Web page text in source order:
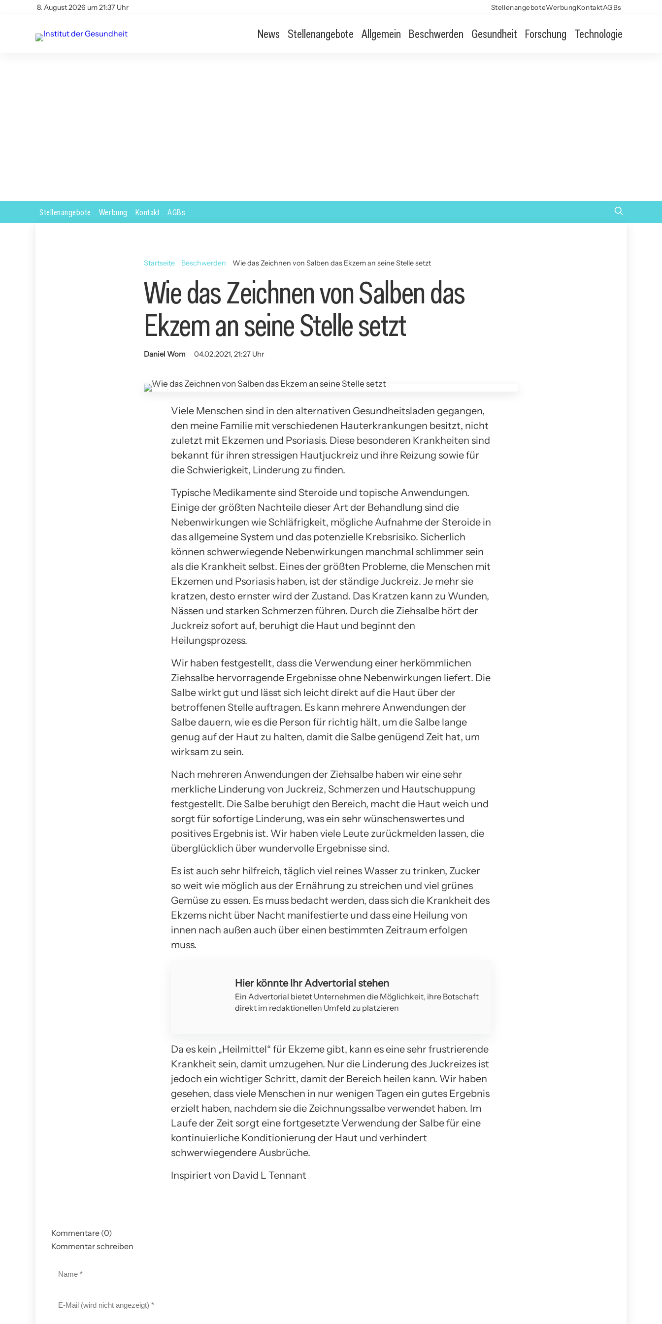
8. August 2026 um 21:37 Uhr StellenangeboteWerbungKontaktAGBs
News Stellenangebote Allgemein Beschwerden Gesundheit Forschung Technologie
Stellenangebote Werbung Kontakt AGBs
Startseite Beschwerden Wie das Zeichnen von Salben das Ekzem an seine Stelle setzt
Wie das Zeichnen von Salben das
Ekzem an seine Stelle setzt
Daniel Wom 04.02.2021, 21:27 Uhr
Viele Menschen sind in den alternativen Gesundheitsladen gegangen,
den meine Familie mit verschiedenen Hauterkrankungen besitzt, nicht
zuletzt mit Ekzemen und Psoriasis. Diese besonderen Krankheiten sind
bekannt für ihren stressigen Hautjuckreiz und ihre Reizung sowie für
die Schwierigkeit, Linderung zu finden.
Typische Medikamente sind Steroide und topische Anwendungen.
Einige der größten Nachteile dieser Art der Behandlung sind die
Nebenwirkungen wie Schläfrigkeit, mögliche Aufnahme der Steroide in
das allgemeine System und das potenzielle Krebsrisiko. Sicherlich
können schwerwiegende Nebenwirkungen manchmal schlimmer sein
als die Krankheit selbst. Eines der größten Probleme, die Menschen mit
Ekzemen und Psoriasis haben, ist der ständige Juckreiz. Je mehr sie
kratzen, desto ernster wird der Zustand. Das Kratzen kann zu Wunden,
Nässen und starken Schmerzen führen. Durch die Ziehsalbe hört der
Juckreiz sofort auf, beruhigt die Haut und beginnt den
Heilungsprozess.
Wir haben festgestellt, dass die Verwendung einer herkömmlichen
Ziehsalbe hervorragende Ergebnisse ohne Nebenwirkungen liefert. Die
Salbe wirkt gut und lässt sich leicht direkt auf die Haut über der
betroffenen Stelle auftragen. Es kann mehrere Anwendungen der
Salbe dauern, wie es die Person für richtig hält, um die Salbe lange
genug auf der Haut zu halten, damit die Salbe genügend Zeit hat, um
wirksam zu sein.
Nach mehreren Anwendungen der Ziehsalbe haben wir eine sehr
merkliche Linderung von Juckreiz, Schmerzen und Hautschuppung
festgestellt. Die Salbe beruhigt den Bereich, macht die Haut weich und
sorgt für sofortige Linderung, was ein sehr wünschenswertes und
positives Ergebnis ist. Wir haben viele Leute zurückmelden lassen, die
überglücklich über wundervolle Ergebnisse sind.
Es ist auch sehr hilfreich, täglich viel reines Wasser zu trinken, Zucker
so weit wie möglich aus der Ernährung zu streichen und viel grünes
Gemüse zu essen. Es muss bedacht werden, dass sich die Krankheit des
Ekzems nicht über Nacht manifestierte und dass eine Heilung von
innen nach außen auch über einen bestimmten Zeitraum erfolgen
muss.
Hier könnte Ihr Advertorial stehen
Ein Advertorial bietet Unternehmen die Möglichkeit, ihre Botschaft
direkt im redaktionellen Umfeld zu platzieren
Da es kein „Heilmittel“ für Ekzeme gibt, kann es eine sehr frustrierende
Krankheit sein, damit umzugehen. Nur die Linderung des Juckreizes ist
jedoch ein wichtiger Schritt, damit der Bereich heilen kann. Wir haben
gesehen, dass viele Menschen in nur wenigen Tagen ein gutes Ergebnis
erzielt haben, nachdem sie die Zeichnungssalbe verwendet haben. Im
Laufe der Zeit sorgt eine fortgesetzte Verwendung der Salbe für eine
kontinuierliche Konditionierung der Haut und verhindert
schwerwiegendere Ausbrüche.
Inspiriert von David L Tennant
Kommentare (0)
Kommentar schreiben